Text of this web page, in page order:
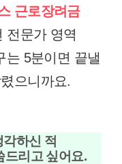
근로장려금
전문가 영역
는 5분이면 끝낼
으니까요.
각하신 적
드리고 싶어요.